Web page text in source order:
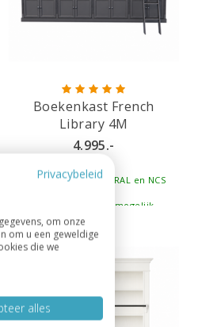
Boekenkast French
Library 4M
4.995.-
Leverbaar in alle RAL en NCS
Ook maatwerk mogelijk
Privacybeleid
om onze
om u een geweldige
die we
alles